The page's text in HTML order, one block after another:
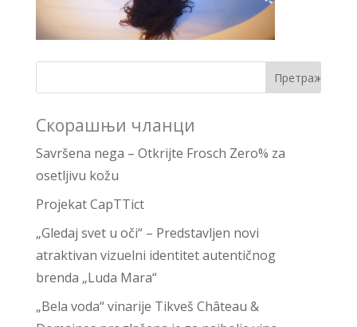
Скорашњи чланци
Savršena nega – Otkrijte Frosch Zero% za
osetljivu kožu
Projekat CapTTict
„Gledaj svet u oči“ – Predstavljen novi
atraktivan vizuelni identitet autentičnog
brenda „Luda Mara“
„Bela voda“ vinarije Tikveš Château &